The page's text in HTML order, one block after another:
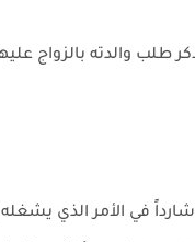
طلب والدته بالزواج
في الأمر الذي